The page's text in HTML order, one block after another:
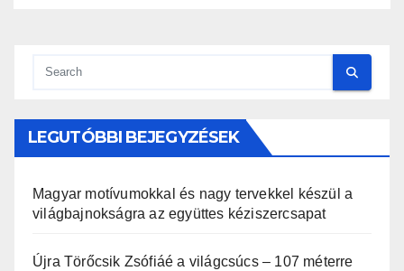
LEGUTÓBBI BEJEGYZÉSEK
Magyar motívumokkal és nagy tervekkel készül a
világbajnokságra az együttes kéziszercsapat
Újra Törőcsik Zsófiáé a világcsúcs – 107 méterre